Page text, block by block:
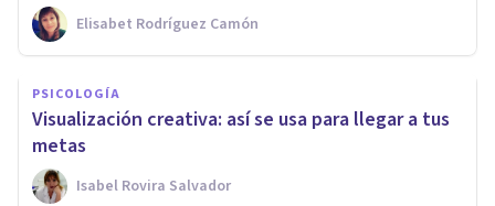
Elisabet Rodríguez Camón
PSICOLOGÍA
Visualización creativa: así se usa para llegar a tus
metas
Isabel Rovira Salvador
10 técnicas de generación de
ideas recomendadas
Nahum Montagud Rubio